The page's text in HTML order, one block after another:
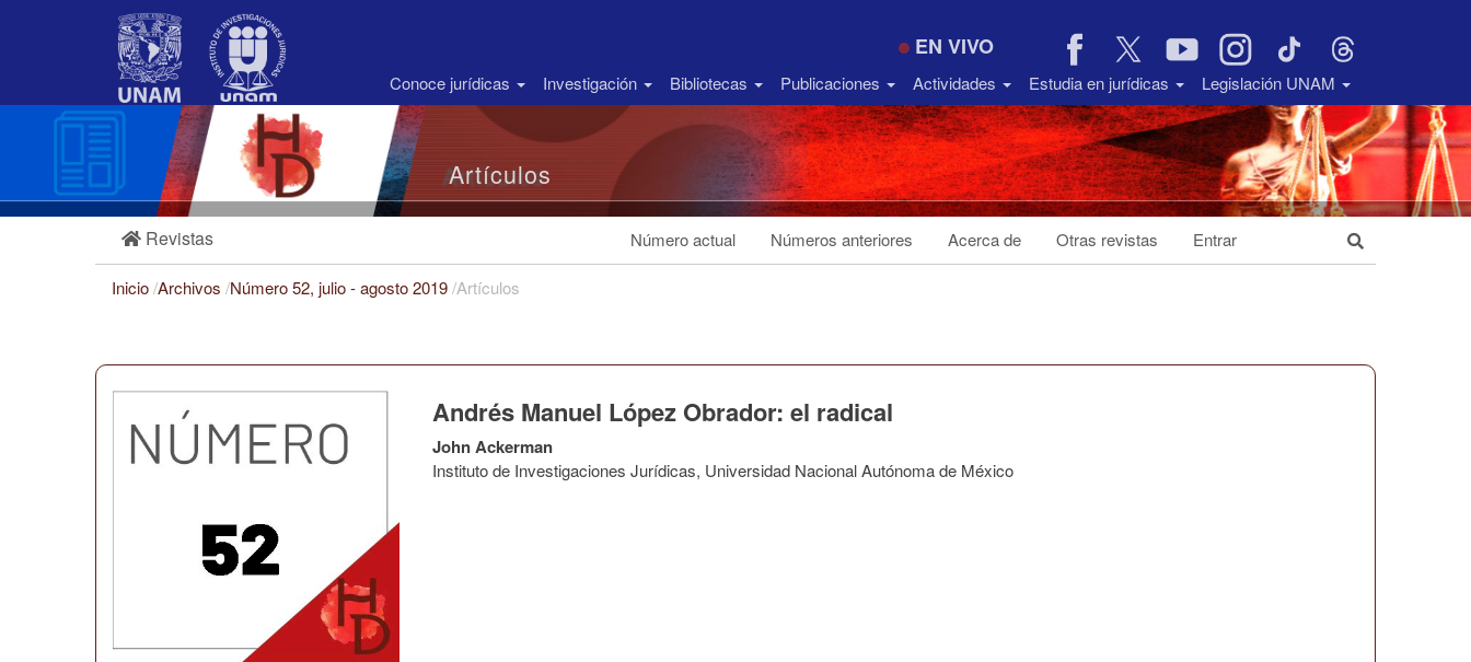
Barra
EN VIVO
Conoce jurídicas Investigación Bibliotecas Publicaciones Actividades Estudia en jurídicas Legislación UNAM
Artículos
Revistas Número actual Números anteriores Acerca de Otras revistas Entrar
Inicio/Archivos /Número 52, julio - agosto 2019/Artículos
Andrés Manuel López Obrador: el radical
John Ackerman
Instituto de Investigaciones Jurídicas, Universidad Nacional Autónoma de México